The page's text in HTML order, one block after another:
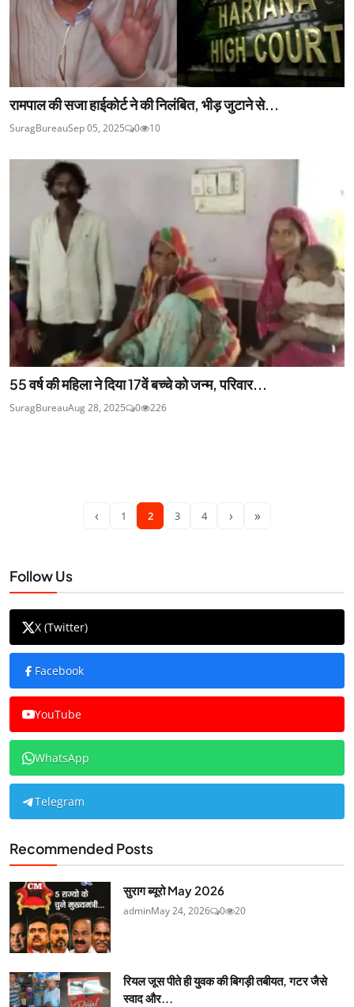
रामपाल की सजा हाईकोर्ट ने की निलंबित, भीड़ जुटाने से...
SuragBureauSep 05, 2025 0 10
55 वर्ष की महिला ने दिया 17वें बच्चे को जन्म, परिवार...
SuragBureauAug 28, 2025 0 226
‹ 1 2 3 4 › »
Follow Us
X (Twitter)
Facebook
YouTube
WhatsApp
Telegram
Recommended Posts
सुराग ब्यूरो May 2026
adminMay 24, 2026 0 20
रियल जूस पीते ही युवक की बिगड़ी तबीयत, गटर जैसे
स्वाद और...